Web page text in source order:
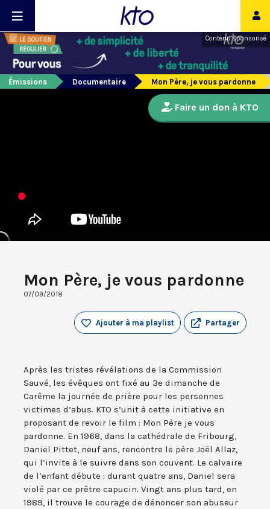
Contenu sponsorisé
Émissions Documentaire Mon Père, je vous pardonne
Mon Père, je vous pardonne
07/09/2018
Partager
Ajouter à ma playlist
Après les tristes révélations de la Commission
Sauvé, les évêques ont fixé au 3e dimanche de
Carême la journée de prière pour les personnes
victimes d’abus. KTO s’unit à cette initiative en
proposant de revoir le film : Mon Père je vous
pardonne. En 1968, dans la cathédrale de Fribourg,
Daniel Pittet, neuf ans, rencontre le père Joël Allaz,
qui l’invite à le suivre dans son couvent. Le calvaire
de l’enfant débute : durant quatre ans, Daniel sera
violé par ce prêtre capucin. Vingt ans plus tard, en
1989, il trouve le courage de dénoncer son abuseur
Faire un don à KTO